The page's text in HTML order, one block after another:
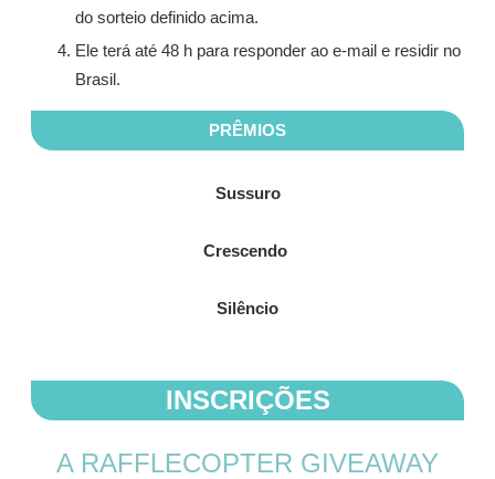
do sorteio definido acima.
Ele terá até 48 h para responder ao e-mail e residir no
Brasil.
PRÊMIOS
Sussuro
Crescendo
Silêncio
INSCRIÇÕES
A RAFFLECOPTER GIVEAWAY